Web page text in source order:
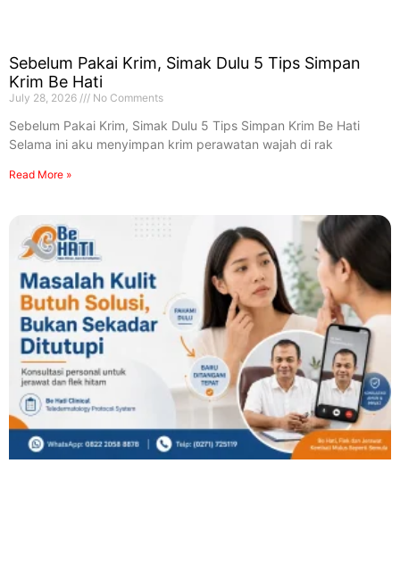
Sebelum Pakai Krim, Simak Dulu 5 Tips Simpan
Krim Be Hati
July 28, 2026 No Comments
Sebelum Pakai Krim, Simak Dulu 5 Tips Simpan Krim Be Hati
Selama ini aku menyimpan krim perawatan wajah di rak
Read More »